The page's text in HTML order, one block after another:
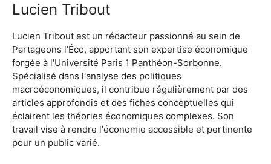
Lucien Tribout
Lucien Tribout est un rédacteur passionné au sein de
Partageons l'Éco, apportant son expertise économique
forgée à l'Université Paris 1 Panthéon-Sorbonne.
Spécialisé dans l'analyse des politiques
macroéconomiques, il contribue régulièrement par des
articles approfondis et des fiches conceptuelles qui
éclairent les théories économiques complexes. Son
travail vise à rendre l'économie accessible et pertinente
pour un public varié.